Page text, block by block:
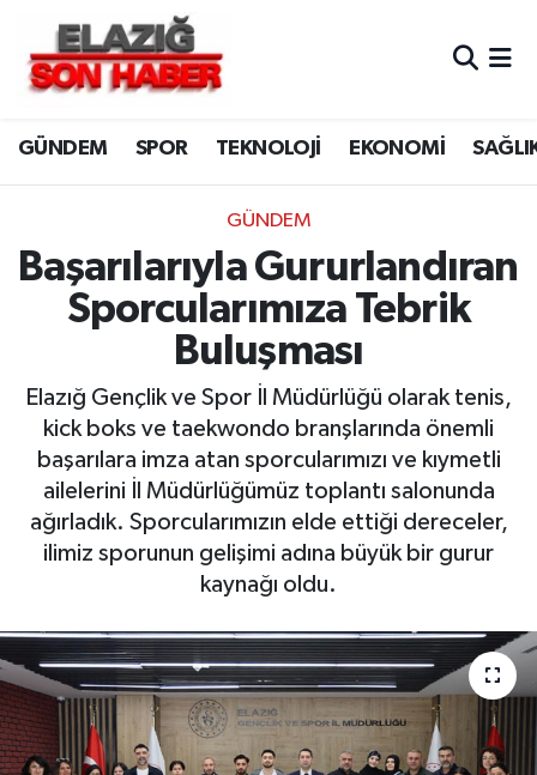
GÜNDEM SPOR TEKNOLOJİ EKONOMİ
GÜNDEM
Başarılarıyla Gururlandıran
Sporcularımıza Tebrik
Buluşması
Elazığ Gençlik ve Spor İl Müdürlüğü olarak tenis,
kick boks ve taekwondo branşlarında önemli
başarılara imza atan sporcularımızı ve kıymetli
ailelerini İl Müdürlüğümüz toplantı salonunda
ağırladık. Sporcularımızın elde ettiği dereceler,
ilimiz sporunun gelişimi adına büyük bir gurur
kaynağı oldu.
CANLI YAYIN
ASAYİŞ
BİLİM VE TEKNOLOJİ
DÜNYA
EĞİTİM
EKONOMİ
ELAZIĞ
GENEL
HABERDE İNSAN
KÜLTÜR-SANAT
MAGAZİN
Merkez Hava Durumu
Merkez Trafik Yoğunluk Haritası
Süper Lig Puan Durumu ve Fikstür
Tüm Manşetler
Son Dakika Haberleri
Haber Arşivi